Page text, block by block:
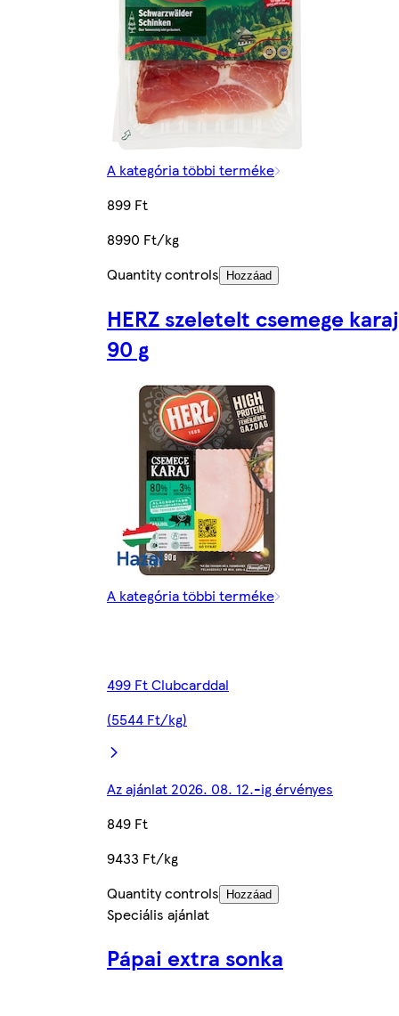
A kategória többi terméke
899 Ft
8990 Ft/kg
Quantity controls
Hozzáad
HERZ szeletelt csemege karaj
90 g
A kategória többi terméke
499 Ft Clubcarddal
(5544 Ft/kg)
Az ajánlat 2026. 08. 12.-ig érvényes
849 Ft
9433 Ft/kg
Quantity controls
Hozzáad
Speciális ajánlat
Pápai extra sonka